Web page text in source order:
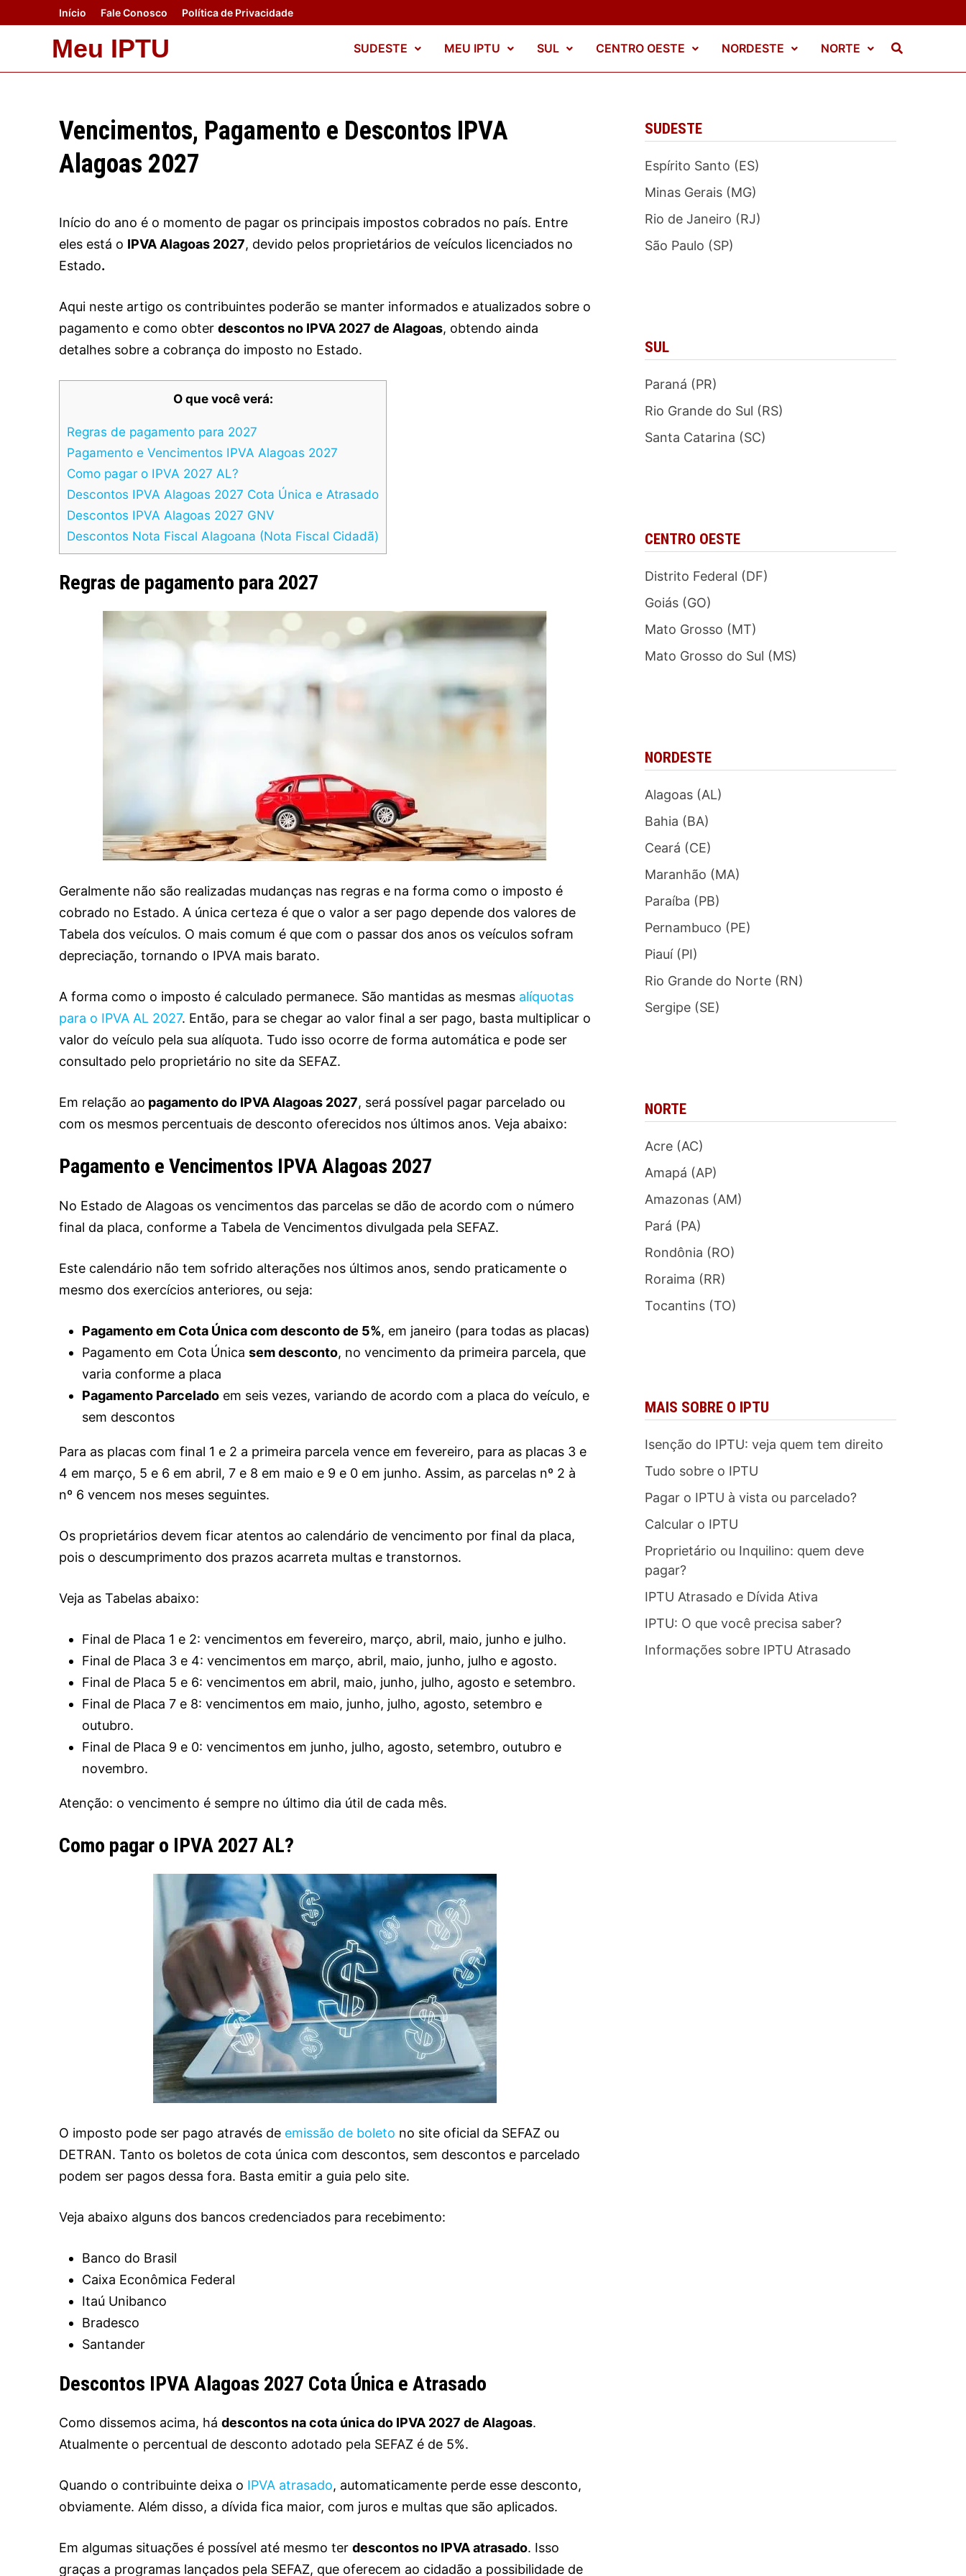
to
Início Fale Conosco Política de Privacidade
Meu IPTU SUDESTE MEU IPTU SUL CENTRO OESTE NORDESTE NORTE
Vencimentos, Pagamento e Descontos IPVA
Alagoas 2027
Início do ano é o momento de pagar os principais impostos cobrados no país. Entre
eles está o IPVA Alagoas 2027, devido pelos proprietários de veículos licenciados no
Estado.
Aqui neste artigo os contribuintes poderão se manter informados e atualizados sobre o
pagamento e como obter descontos no IPVA 2027 de Alagoas, obtendo ainda
detalhes sobre a cobrança do imposto no Estado.
O que você verá:
Regras de pagamento para 2027
Pagamento e Vencimentos IPVA Alagoas 2027
Como pagar o IPVA 2027 AL?
Descontos IPVA Alagoas 2027 Cota Única e Atrasado
Descontos IPVA Alagoas 2027 GNV
Descontos Nota Fiscal Alagoana (Nota Fiscal Cidadã)
Regras de pagamento para 2027
Geralmente não são realizadas mudanças nas regras e na forma como o imposto é
cobrado no Estado. A única certeza é que o valor a ser pago depende dos valores de
Tabela dos veículos. O mais comum é que com o passar dos anos os veículos sofram
depreciação, tornando o IPVA mais barato.
A forma como o imposto é calculado permanece. São mantidas as mesmas alíquotas
para o IPVA AL 2027. Então, para se chegar ao valor final a ser pago, basta multiplicar o
valor do veículo pela sua alíquota. Tudo isso ocorre de forma automática e pode ser
consultado pelo proprietário no site da SEFAZ.
Em relação ao pagamento do IPVA Alagoas 2027, será possível pagar parcelado ou
com os mesmos percentuais de desconto oferecidos nos últimos anos. Veja abaixo:
Pagamento e Vencimentos IPVA Alagoas 2027
No Estado de Alagoas os vencimentos das parcelas se dão de acordo com o número
final da placa, conforme a Tabela de Vencimentos divulgada pela SEFAZ.
Este calendário não tem sofrido alterações nos últimos anos, sendo praticamente o
mesmo dos exercícios anteriores, ou seja:
Pagamento em Cota Única com desconto de 5%, em janeiro (para todas as placas)
Pagamento em Cota Única sem desconto, no vencimento da primeira parcela, que
varia conforme a placa
Pagamento Parcelado em seis vezes, variando de acordo com a placa do veículo, e
sem descontos
Para as placas com final 1 e 2 a primeira parcela vence em fevereiro, para as placas 3 e
4 em março, 5 e 6 em abril, 7 e 8 em maio e 9 e 0 em junho. Assim, as parcelas nº 2 à
nº 6 vencem nos meses seguintes.
Os proprietários devem ficar atentos ao calendário de vencimento por final da placa,
pois o descumprimento dos prazos acarreta multas e transtornos.
Veja as Tabelas abaixo:
Final de Placa 1 e 2: vencimentos em fevereiro, março, abril, maio, junho e julho.
Final de Placa 3 e 4: vencimentos em março, abril, maio, junho, julho e agosto.
Final de Placa 5 e 6: vencimentos em abril, maio, junho, julho, agosto e setembro.
Final de Placa 7 e 8: vencimentos em maio, junho, julho, agosto, setembro e
outubro.
Final de Placa 9 e 0: vencimentos em junho, julho, agosto, setembro, outubro e
novembro.
Atenção: o vencimento é sempre no último dia útil de cada mês.
Como pagar o IPVA 2027 AL?
O imposto pode ser pago através de emissão de boleto no site oficial da SEFAZ ou
DETRAN. Tanto os boletos de cota única com descontos, sem descontos e parcelado
podem ser pagos dessa fora. Basta emitir a guia pelo site.
Veja abaixo alguns dos bancos credenciados para recebimento:
Banco do Brasil
Caixa Econômica Federal
Itaú Unibanco
Bradesco
Santander
Descontos IPVA Alagoas 2027 Cota Única e Atrasado
Como dissemos acima, há descontos na cota única do IPVA 2027 de Alagoas.
Atualmente o percentual de desconto adotado pela SEFAZ é de 5%.
Quando o contribuinte deixa o IPVA atrasado, automaticamente perde esse desconto,
obviamente. Além disso, a dívida fica maior, com juros e multas que são aplicados.
Em algumas situações é possível até mesmo ter descontos no IPVA atrasado. Isso
graças a programas lançados pela SEFAZ, que oferecem ao cidadão a possibilidade de
SUDESTE
Espírito Santo (ES)
Minas Gerais (MG)
Rio de Janeiro (RJ)
São Paulo (SP)
SUL
Paraná (PR)
Rio Grande do Sul (RS)
Santa Catarina (SC)
CENTRO OESTE
Distrito Federal (DF)
Goiás (GO)
Mato Grosso (MT)
Mato Grosso do Sul (MS)
NORDESTE
Alagoas (AL)
Bahia (BA)
Ceará (CE)
Maranhão (MA)
Paraíba (PB)
Pernambuco (PE)
Piauí (PI)
Rio Grande do Norte (RN)
Sergipe (SE)
NORTE
Acre (AC)
Amapá (AP)
Amazonas (AM)
Pará (PA)
Rondônia (RO)
Roraima (RR)
Tocantins (TO)
MAIS SOBRE O IPTU
Isenção do IPTU: veja quem tem direito
Tudo sobre o IPTU
Pagar o IPTU à vista ou parcelado?
Calcular o IPTU
Proprietário ou Inquilino: quem deve
pagar?
IPTU Atrasado e Dívida Ativa
IPTU: O que você precisa saber?
Informações sobre IPTU Atrasado